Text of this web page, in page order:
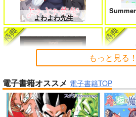
女友達は頼めば意外とヤらせてくれ
る 8
HELL’o
を崩すだ
よくある令嬢転生だと思ったのに 5
よわよわ先生
「少女☆歌劇 レヴュースタァ
ライト」スペシャルライブ “St
arry Horizon” Blu-ray(初回限
もっと見る！
電子書籍オススメ 電子書籍TOP